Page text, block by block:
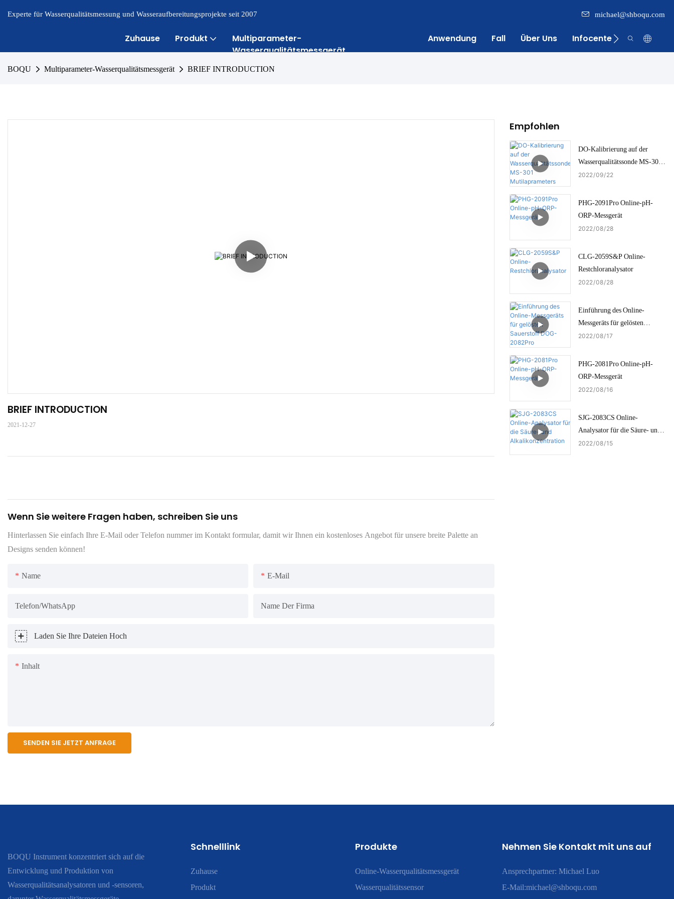
Experte für Wasserqualitätsmessung und Wasseraufbereitungsprojekte seit 2007 michael@shboqu.com
Zuhause Produkt
Multiparameter-
Wasserqualitätsmessgerät
Anwendung Fall Über Uns Infocenter Kontakt
BOQU Multiparameter-Wasserqualitätsmessgerät BRIEF INTRODUCTION
BRIEF INTRODUCTION
2021-12-27
Wenn Sie weitere Fragen haben, schreiben Sie uns
Hinterlassen Sie einfach Ihre E-Mail oder Telefon nummer im Kontakt formular, damit wir Ihnen ein kostenloses Angebot für unsere breite Palette an
Designs senden können!
Name E-Mail
Telefon/WhatsApp Name Der Firma
Laden Sie Ihre Dateien Hoch
Inhalt
SENDEN SIE JETZT ANFRAGE
Empfohlen
DO-Kalibrierung auf der
Wasserqualitätssonde MS-301
Mutilaprameters
2022 09 22
PHG-2091Pro Online-pH-
ORP-Messgerät
2022 08 28
CLG-2059S&P Online-
Restchloranalysator
2022 08 28
Einführung des Online-
Messgeräts für gelösten
Sauerstoff DOG-2082Pro
2022 08 17
PHG-2081Pro Online-pH-
ORP-Messgerät
2022 08 16
SJG-2083CS Online-
Analysator für die Säure- und
Alkalikonzentration
2022 08 15
BOQU Instrument konzentriert sich auf die
Entwicklung und Produktion von
Wasserqualitätsanalysatoren und -sensoren,
Schnelllink
Zuhause
Produkt
Produkte
Online-Wasserqualitätsmessgerät
Wasserqualitätssensor
Nehmen Sie Kontakt mit uns auf
Ansprechpartner: Michael Luo
E-Mail:michael@shboqu.com